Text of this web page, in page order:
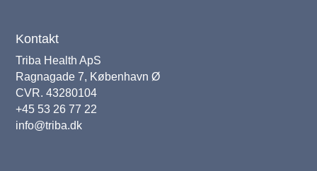
Kontakt
Triba Health ApS
Ragnagade 7, København Ø
CVR. 43280104
+45 53 26 77 22
info@triba.dk